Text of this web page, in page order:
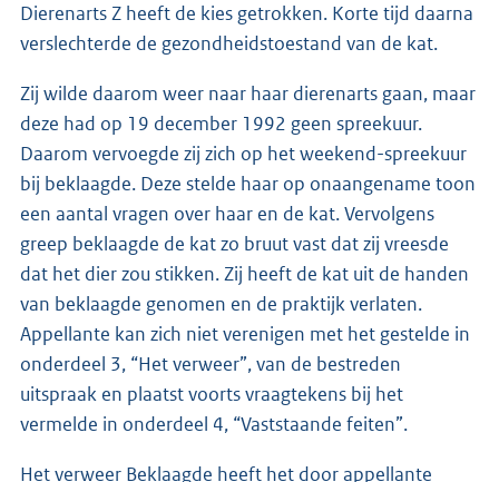
Dierenarts Z heeft de kies getrokken. Korte tijd daarna
verslechterde de gezondheidstoestand van de kat.
Zij wilde daarom weer naar haar dierenarts gaan, maar
deze had op 19 december 1992 geen spreekuur.
Daarom vervoegde zij zich op het weekend-spreekuur
bij beklaagde. Deze stelde haar op onaangename toon
een aantal vragen over haar en de kat. Vervolgens
greep beklaagde de kat zo bruut vast dat zij vreesde
dat het dier zou stikken. Zij heeft de kat uit de handen
van beklaagde genomen en de praktijk verlaten.
Appellante kan zich niet verenigen met het gestelde in
onderdeel 3, “Het verweer”, van de bestreden
uitspraak en plaatst voorts vraagtekens bij het
vermelde in onderdeel 4, “Vaststaande feiten”.
Het verweer Beklaagde heeft het door appellante